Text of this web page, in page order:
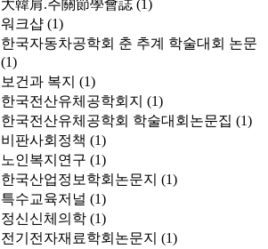
大韓肩.주關節學會誌 (1)
워크샵 (1)
한국자동차공학회 춘 추계 학술대회 논문
(1)
보건과 복지 (1)
한국전산유체공학회지 (1)
한국전산유체공학회 학술대회논문집 (1)
비판사회정책 (1)
노인복지연구 (1)
한국산업정보학회논문지 (1)
특수교육저널 (1)
정신신체의학 (1)
전기전자재료학회논문지 (1)